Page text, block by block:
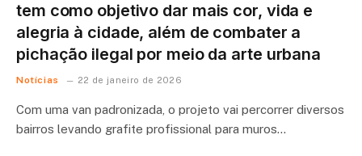
tem como objetivo dar mais cor, vida e
alegria à cidade, além de combater a
pichação ilegal por meio da arte urbana
Notícias 22 de janeiro de 2026
Com uma van padronizada, o projeto vai percorrer diversos
bairros levando grafite profissional para muros…